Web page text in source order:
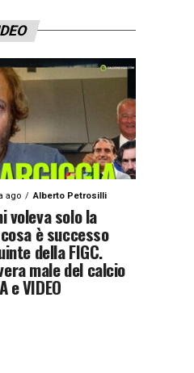
ago Alberto Petrosilli
voleva solo la
è successo
della FIGC.
male del calcio
e VIDEO